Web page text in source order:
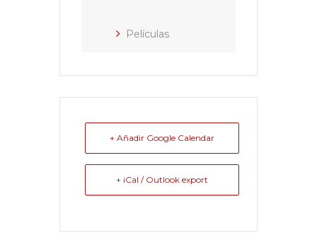
Películas
+ Añadir Google Calendar
+ iCal / Outlook export